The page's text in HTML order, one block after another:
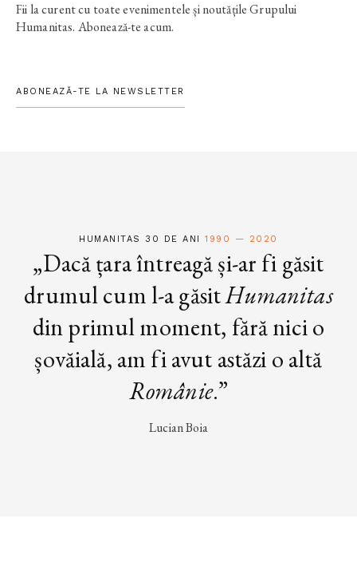
Fii la curent cu toate evenimentele și noutățile Grupului
Humanitas. Abonează-te acum.
ABONEAZĂ-TE LA NEWSLETTER
HUMANITAS 30 DE ANI1990 — 2020
„Dacă țara întreagă și-ar fi găsit
drumul cum l-a găsitHumanitas
din primul moment, fără nici o
șovăială, am fi avut astăzi o altă
Românie.”
Lucian Boia